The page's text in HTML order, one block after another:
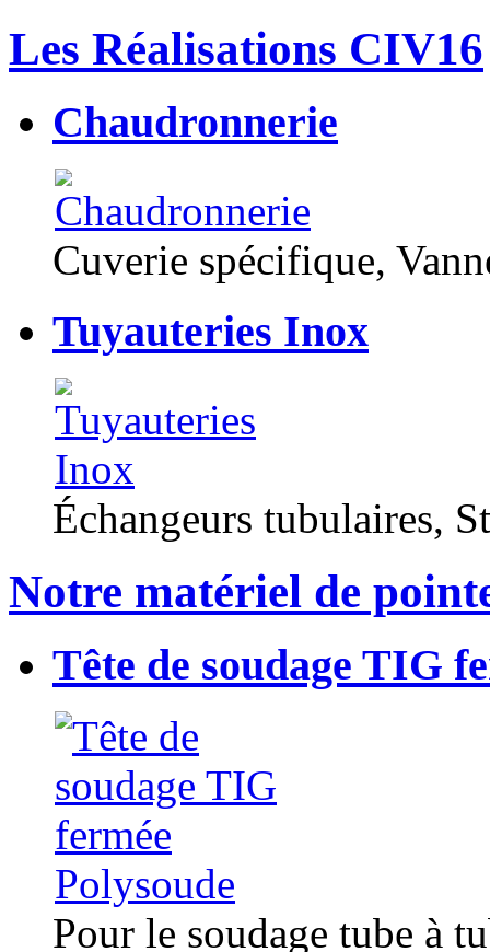
Les Réalisations CIV16
Chaudronnerie
Cuverie spécifique,
Tuyauteries Inox
Échangeurs tubulaires,
Notre matériel de
Tête de soudage TIG
Pour le soudage tube à